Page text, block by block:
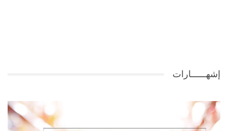
إشهــــــارات